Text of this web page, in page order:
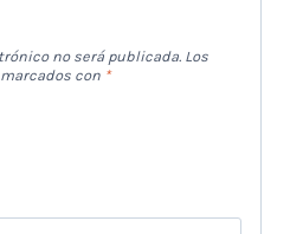
no será publicada. Los
con *